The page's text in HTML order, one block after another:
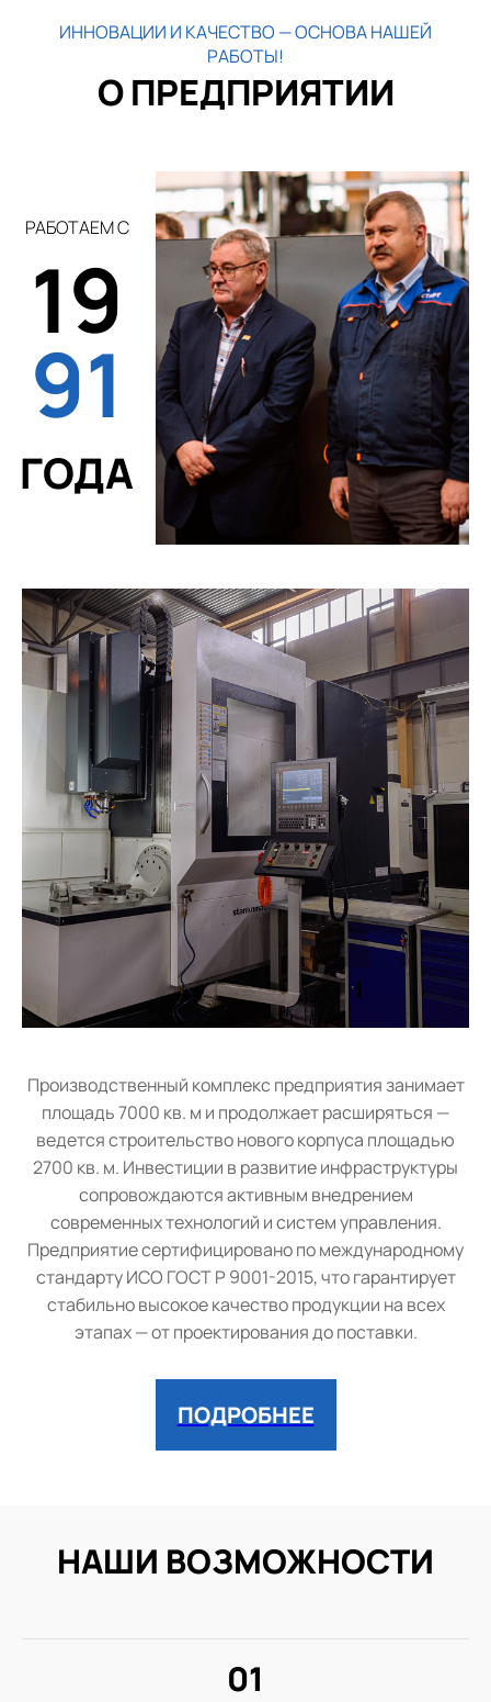
ИННОВАЦИИ И КАЧЕСТВО — ОСНОВА НАШЕЙ
РАБОТЫ!
О ПРЕДПРИЯТИИ
РАБОТАЕМ С
19
91
ГОДА
Производственный комплекс предприятия занимает
площадь 7000 кв. м и продолжает расширяться —
ведется строительство нового корпуса площадью
2700 кв. м. Инвестиции в развитие инфраструктуры
сопровождаются активным внедрением
современных технологий и систем управления.
Предприятие сертифицировано по международному
стандарту ИСО ГОСТ Р 9001-2015, что гарантирует
стабильно высокое качество продукции на всех
этапах — от проектирования до поставки.
ПОДРОБНЕЕ
НАШИ ВОЗМОЖНОСТИ
01